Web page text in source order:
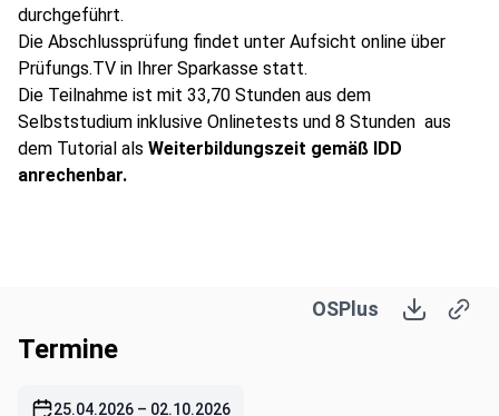
durchgeführt.
Die Abschlussprüfung findet unter Aufsicht online über
Prüfungs.TV in Ihrer Sparkasse statt.
Die Teilnahme ist mit 33,70 Stunden aus dem
Selbststudium inklusive Onlinetests und 8 Stunden aus
dem Tutorial als Weiterbildungszeit gemäß IDD
anrechenbar.
OSPlus
Termine
25.04.2026 – 02.10.2026